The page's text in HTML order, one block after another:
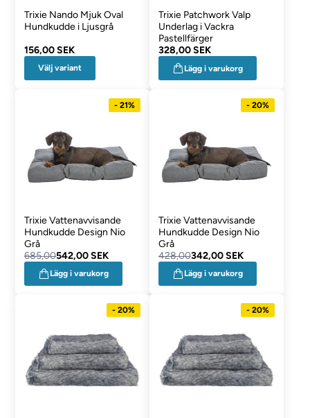
Trixie Nando Mjuk Oval
Hundkudde i Ljusgrå
156,00 SEK
Välj variant
Trixie Patchwork Valp
Underlag i Vackra
Pastellfärger
328,00 SEK
Lägg i varukorg
- 21%
Trixie Vattenavvisande
Hundkudde Design Nio
Grå
685,00542,00 SEK
Lägg i varukorg
- 20%
Trixie Vattenavvisande
Hundkudde Design Nio
Grå
428,00342,00 SEK
Lägg i varukorg
- 20% - 20%